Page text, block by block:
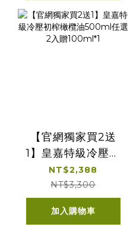
【官網獨家買2送
1】皇嘉特級冷壓初
榨橄欖油500ml任
選2入贈100ml*1
NT$2,388
NT$3,300
加入購物車